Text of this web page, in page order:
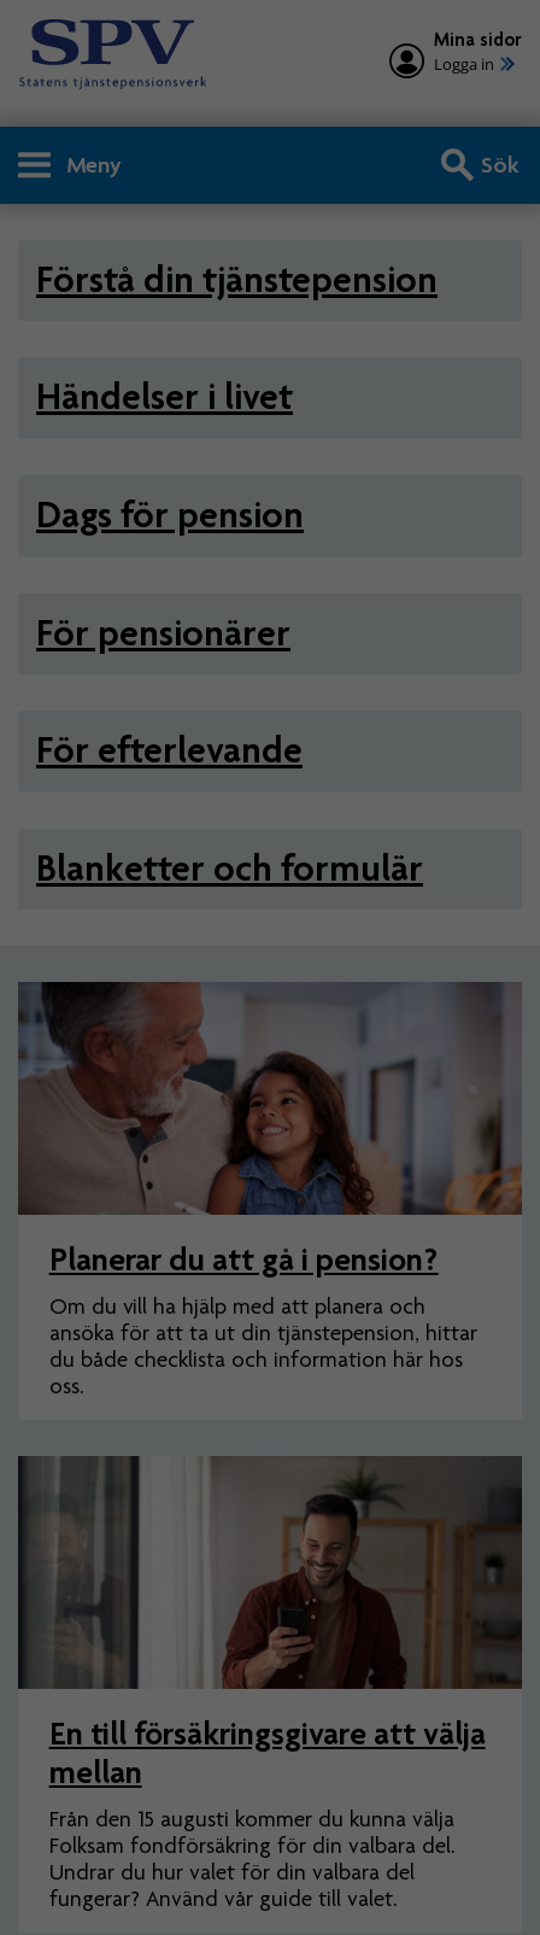
Mina sidor
Logga in
Meny Sök
Privatperson -
Förstå din tjänstepension
Händelser i livet
Dags för pension
För pensionärer
För efterlevande
Blanketter och formulär
Artiklar
Planerar du att gå i pension?
Om du vill ha hjälp med att planera och
ansöka för att ta ut din tjänstepension, hittar
du både checklista och information här hos
oss.
En till försäkringsgivare att välja
mellan
Från den 15 augusti kommer du kunna välja
Folksam fondförsäkring för din valbara del.
Undrar du hur valet för din valbara del
fungerar? Använd vår guide till valet.